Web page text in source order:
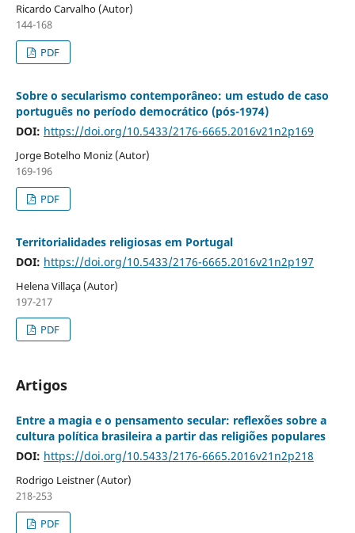
Ricardo Carvalho (Autor)
144-168
PDF
Sobre o secularismo contemporâneo: um estudo de caso
português no período democrático (pós-1974)
DOI: https://doi.org/10.5433/2176-6665.2016v21n2p169
Jorge Botelho Moniz (Autor)
169-196
PDF
Territorialidades religiosas em Portugal
DOI: https://doi.org/10.5433/2176-6665.2016v21n2p197
Helena Villaça (Autor)
197-217
PDF
Artigos
Entre a magia e o pensamento secular: reflexões sobre a
cultura política brasileira a partir das religiões populares
DOI: https://doi.org/10.5433/2176-6665.2016v21n2p218
Rodrigo Leistner (Autor)
218-253
PDF